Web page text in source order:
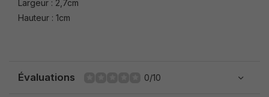
Largeur : 2,7cm
Hauteur : 1cm
Évaluations 0/10